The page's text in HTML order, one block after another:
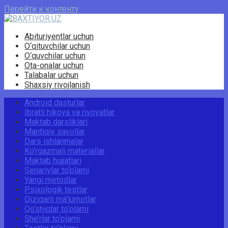
Перейти к контенту
Abituriyentlar uchun
O‘qituvchilar uchun
O‘quvchilar uchun
Ota-onalar uchun
Talabalar uchun
Shaxsiy rivojlanish
Android dasturlar
Ibratli hikoya va rivoyatlar
Maktab darsliklari
Mantiqiy savollar
Dars ishlanmalar
Ko‘rgazmali materiallar
Maktab hujjatlari
Senariylar to‘plami
Yangi metodlar
Psixologik testlar
Qiziqarli ma’lumotlar
Qo‘shiqlar to‘plami
She’rlar to‘plami